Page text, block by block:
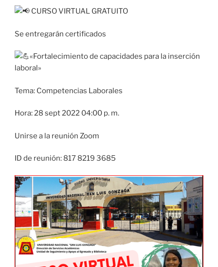
CURSO VIRTUAL GRATUITO
Se entregarán certificados
«Fortalecimiento de capacidades para la inserción
laboral»
Tema: Competencias Laborales
Hora: 28 sept 2022 04:00 p. m.
Unirse a la reunión Zoom
ID de reunión: 817 8219 3685